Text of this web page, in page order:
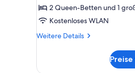
2 Queen-Betten und 1
Kostenloses WLAN
Weitere Details
Weitere